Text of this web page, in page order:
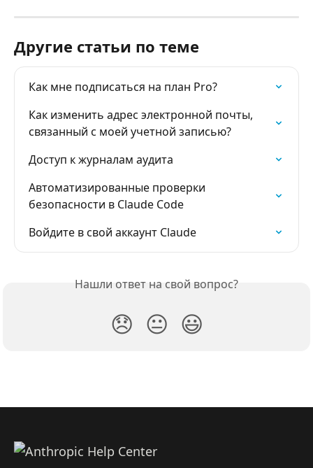
Другие статьи по теме
Как мне подписаться на план Pro?
Как изменить адрес электронной почты,
связанный с моей учетной записью?
Доступ к журналам аудита
Автоматизированные проверки
безопасности в Claude Code
Войдите в свой аккаунт Claude
Нашли ответ на свой вопрос?
😞 😐 😃